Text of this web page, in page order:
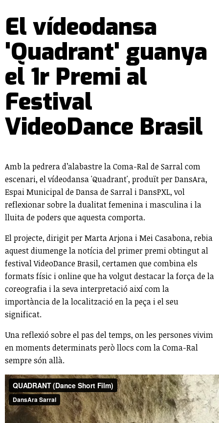
El vídeodansa
'Quadrant' guanya
el 1r Premi al
Festival
VideoDance Brasil
Amb la pedrera d’alabastre la Coma-Ral de Sarral com
escenari, el vídeodansa 'Quadrant', produït per DansAra,
Espai Municipal de Dansa de Sarral i DansPXL, vol
reflexionar sobre la dualitat femenina i masculina i la
lluita de poders que aquesta comporta.
El projecte, dirigit per Marta Arjona i Mei Casabona, rebia
aquest diumenge la notícia del primer premi obtingut al
festival VideoDance Brasil, certamen que combina els
formats físic i online que ha volgut destacar la força de la
coreografia i la seva interpretació així com la
importància de la localització en la peça i el seu
significat.
Una reflexió sobre el pas del temps, on les persones vivim
en moments determinats però llocs com la Coma-Ral
sempre són allà.